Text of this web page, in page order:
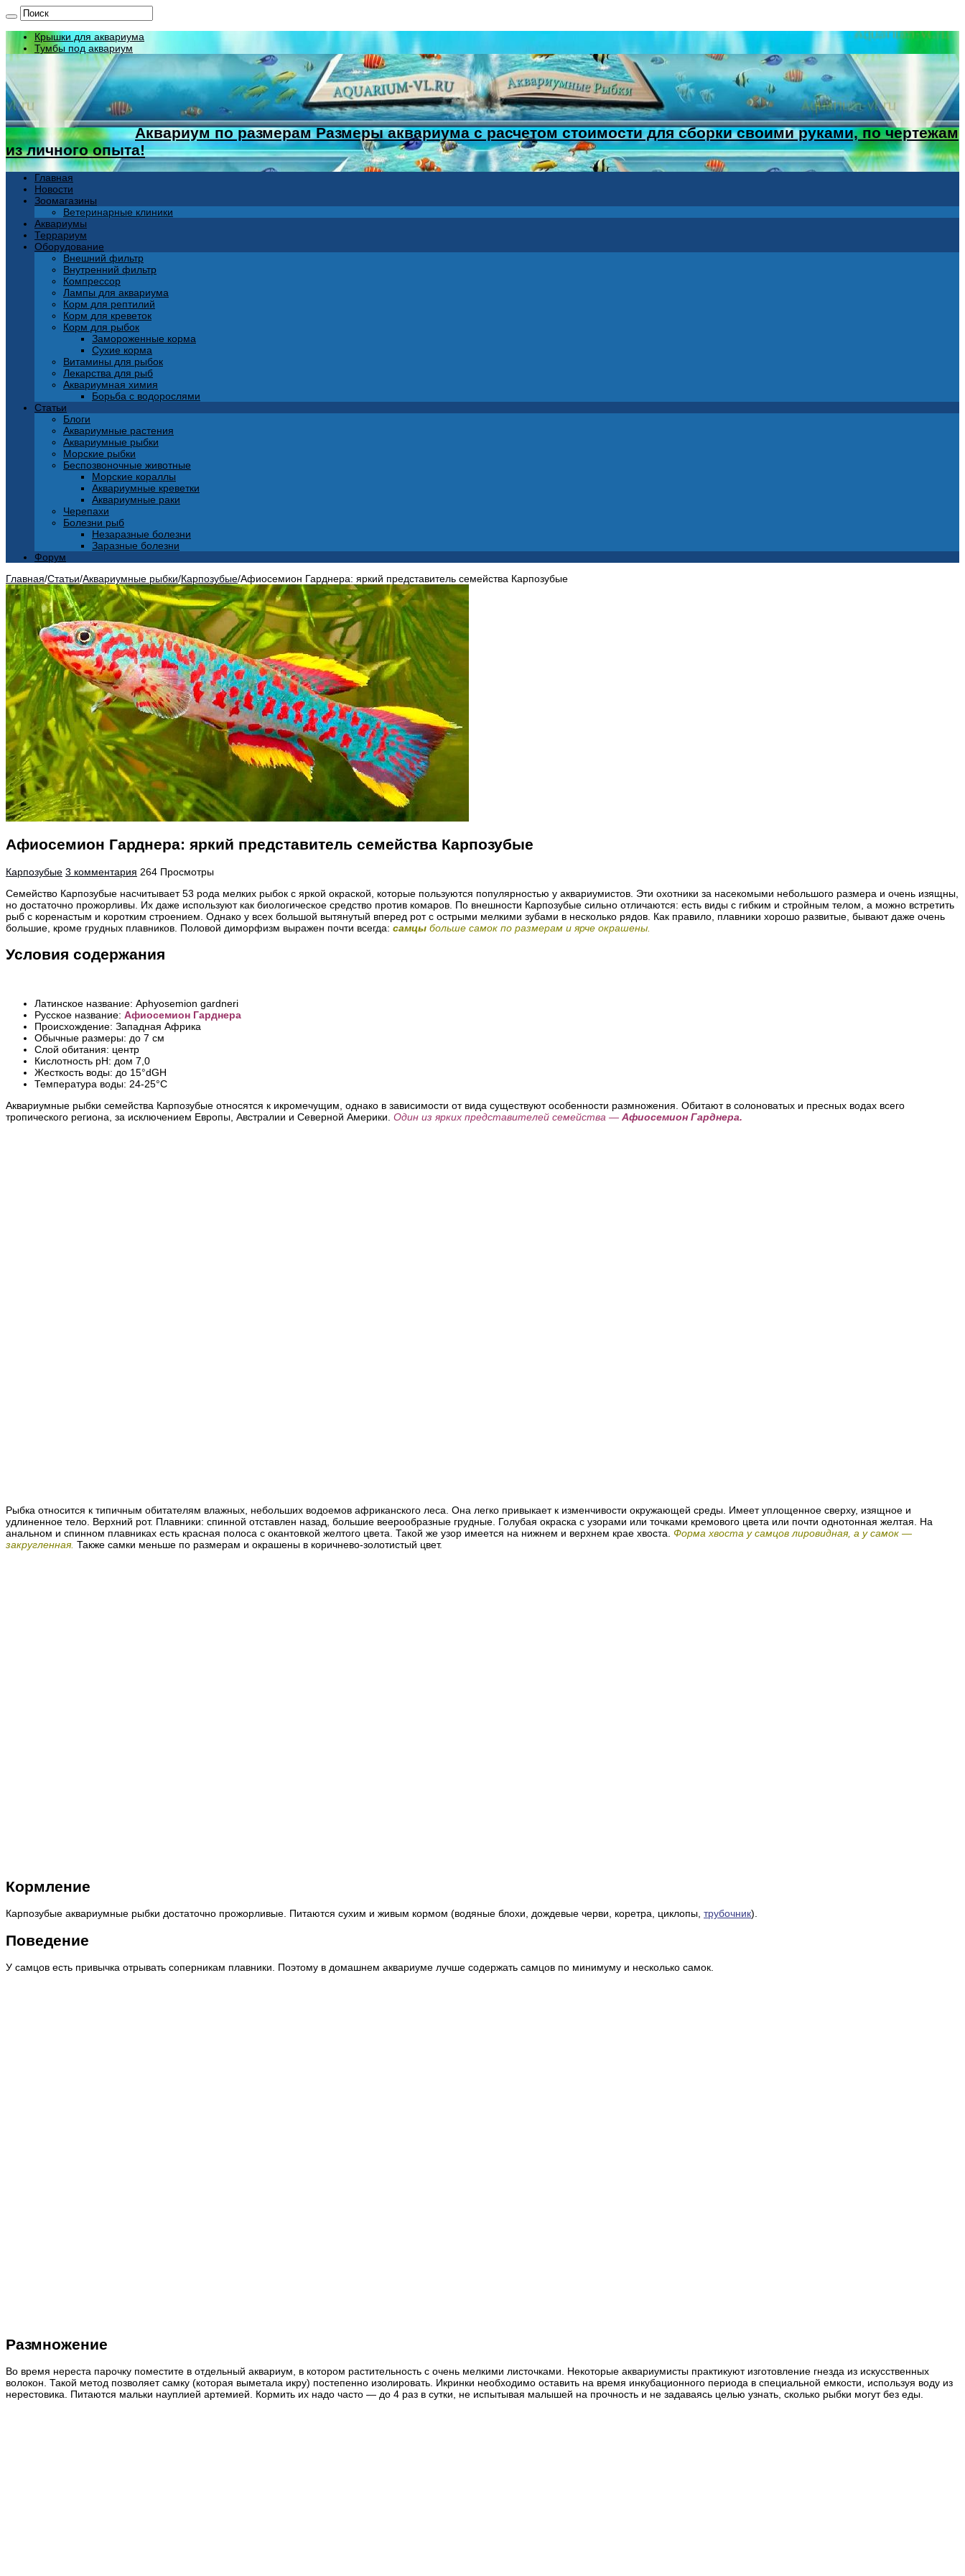
Крышки для аквариума
Тумбы под аквариум
Аквариум по размерам Размеры аквариума с расчетом стоимости для сборки своими руками, по чертежам
из личного опыта!
Главная
Новости
Зоомагазины
Ветеринарные клиники
Аквариумы
Террариум
Оборудование
Внешний фильтр
Внутренний фильтр
Компрессор
Лампы для аквариума
Корм для рептилий
Корм для креветок
Корм для рыбок
Замороженные корма
Сухие корма
Витамины для рыбок
Лекарства для рыб
Аквариумная химия
Борьба с водорослями
Статьи
Блоги
Аквариумные растения
Аквариумные рыбки
Морские рыбки
Беспозвоночные животные
Морские кораллы
Аквариумные креветки
Аквариумные раки
Черепахи
Болезни рыб
Незаразные болезни
Заразные болезни
Форум
Главная/Статьи/Аквариумные рыбки/Карпозубые/Афиосемион Гарднера: яркий представитель семейства Карпозубые
Афиосемион Гарднера: яркий представитель семейства Карпозубые
Карпозубые 3 комментария 264 Просмотры
Семейство Карпозубые насчитывает 53 рода мелких рыбок с яркой окраской, которые пользуются популярностью у аквариумистов. Эти охотники за насекомыми небольшого размера и очень изящны,
но достаточно прожорливы. Их даже используют как биологическое средство против комаров. По внешности Карпозубые сильно отличаются: есть виды с гибким и стройным телом, а можно встретить
рыб с коренастым и коротким строением. Однако у всех большой вытянутый вперед рот с острыми мелкими зубами в несколько рядов. Как правило, плавники хорошо развитые, бывают даже очень
большие, кроме грудных плавников. Половой диморфизм выражен почти всегда: самцы больше самок по размерам и ярче окрашены.
Условия содержания
Латинское название: Aphyosemion gardneri
Русское название: Афиосемион Гарднера
Происхождение: Западная Африка
Обычные размеры: до 7 см
Слой обитания: центр
Кислотность pH: дом 7,0
Жесткость воды: до 15°dGH
Температура воды: 24-25°С
Аквариумные рыбки семейства Карпозубые относятся к икромечущим, однако в зависимости от вида существуют особенности размножения. Обитают в солоноватых и пресных водах всего
тропического региона, за исключением Европы, Австралии и Северной Америки. Один из ярких представителей семейства — Афиосемион Гарднера.
Рыбка относится к типичным обитателям влажных, небольших водоемов африканского леса. Она легко привыкает к изменчивости окружающей среды. Имеет уплощенное сверху, изящное и
удлиненное тело. Верхний рот. Плавники: спинной отставлен назад, большие веерообразные грудные. Голубая окраска с узорами или точками кремового цвета или почти однотонная желтая. На
анальном и спинном плавниках есть красная полоса с окантовкой желтого цвета. Такой же узор имеется на нижнем и верхнем крае хвоста. Форма хвоста у самцов лировидная, а у самок —
закругленная. Также самки меньше по размерам и окрашены в коричнево-золотистый цвет.
Кормление
Карпозубые аквариумные рыбки достаточно прожорливые. Питаются сухим и живым кормом (водяные блохи, дождевые черви, коретра, циклопы, трубочник).
Поведение
У самцов есть привычка отрывать соперникам плавники. Поэтому в домашнем аквариуме лучше содержать самцов по минимуму и несколько самок.
Размножение
Во время нереста парочку поместите в отдельный аквариум, в котором растительность с очень мелкими листочками. Некоторые аквариумисты практикуют изготовление гнезда из искусственных
волокон. Такой метод позволяет самку (которая выметала икру) постепенно изолировать. Икринки необходимо оставить на время инкубационного периода в специальной емкости, используя воду из
нерестовика. Питаются мальки науплией артемией. Кормить их надо часто — до 4 раз в сутки, не испытывая малышей на прочность и не задаваясь целью узнать, сколько рыбки могут без еды.